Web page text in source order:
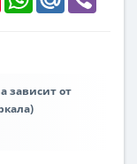
зависит от